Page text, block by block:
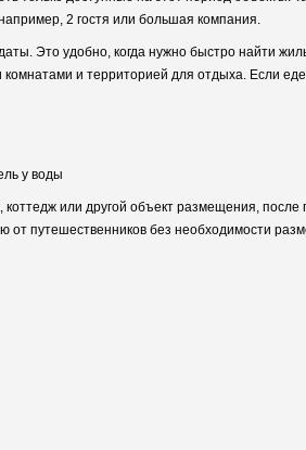
2 гостя или большая компания.
Это удобно, когда нужно быстро найти
и территорией для отдыха. Если
или другой объект размещения,
путешественников без необходимости